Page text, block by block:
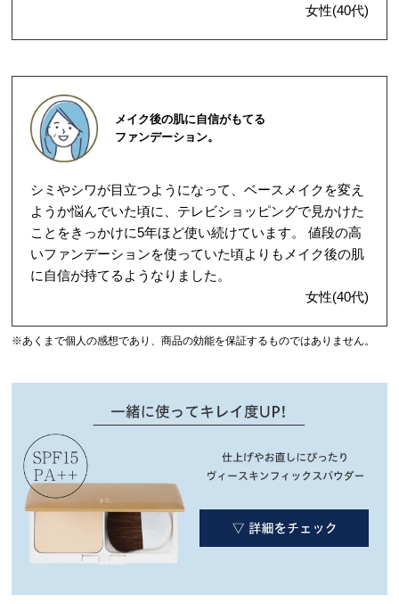
女性(40代)
メイク後の肌に自信がもてる
ファンデーション。
シミやシワが目立つようになって、ベースメイクを変え
ようか悩んでいた頃に、テレビショッピングで見かけた
ことをきっかけに5年ほど使い続けています。 値段の高
いファンデーションを使っていた頃よりもメイク後の肌
に自信が持てるようなりました。
女性(40代)
※あくまで個人の感想であり、商品の効能を保証するものではありません。